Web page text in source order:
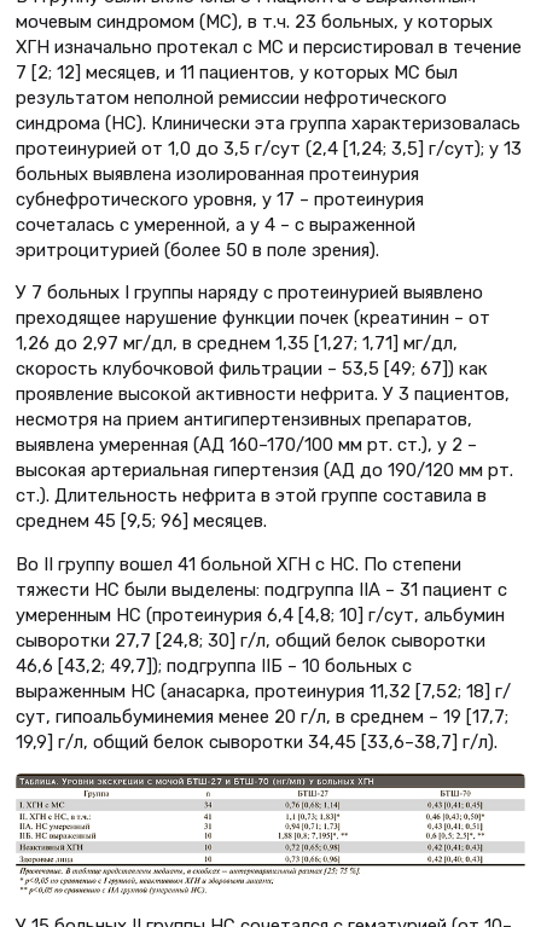
мочевым синдромом (МС), в т.ч. 23 больных, у которых
ХГН изначально протекал с МС и персистировал в течение
7 [2; 12] месяцев, и 11 пациентов, у которых МС был
результатом неполной ремиссии нефротического
синдрома (НС). Клинически эта группа характеризовалась
протеинурией от 1,0 до 3,5 г/сут (2,4 [1,24; 3,5] г/сут); у 13
больных выявлена изолированная протеинурия
субнефротического уровня, у 17 – протеинурия
сочеталась с умеренной, а у 4 – с выраженной
эритроцитурией (более 50 в поле зрения).
У 7 больных I группы наряду с протеинурией выявлено
преходящее нарушение функции почек (креатинин – от
1,26 до 2,97 мг/дл, в среднем 1,35 [1,27; 1,71] мг/дл,
скорость клубочковой фильтрации – 53,5 [49; 67]) как
проявление высокой активности нефрита. У 3 пациентов,
несмотря на прием антигипертензивных препаратов,
выявлена умеренная (АД 160–170/100 мм рт. ст.), у 2 –
высокая артериальная гипертензия (АД до 190/120 мм рт.
ст.). Длительность нефрита в этой группе составила в
среднем 45 [9,5; 96] месяцев.
Во II группу вошел 41 больной ХГН с НС. По степени
тяжести НС были выделены: подгруппа IIА – 31 пациент с
умеренным НС (протеинурия 6,4 [4,8; 10] г/сут, альбумин
сыворотки 27,7 [24,8; 30] г/л, общий белок сыворотки
46,6 [43,2; 49,7]); подгруппа IIБ – 10 больных с
выраженным НС (анасарка, протеинурия 11,32 [7,52; 18] г/
сут, гипоальбуминемия менее 20 г/л, в среднем – 19 [17,7;
19,9] г/л, общий белок сыворотки 34,45 [33,6–38,7] г/л).